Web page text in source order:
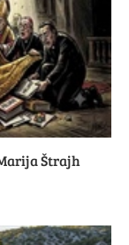
Štrajh